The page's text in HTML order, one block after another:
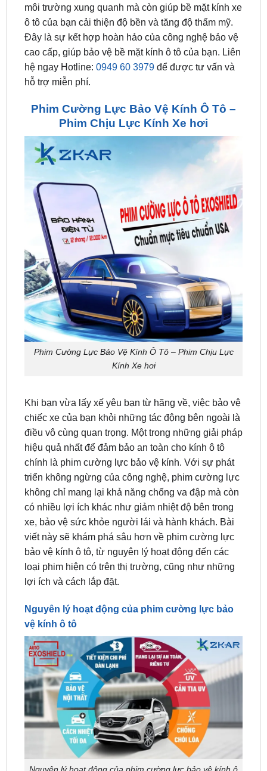
Đây là sự kết hợp hoàn hảo của công nghệ bảo vệ
cao cấp, giúp bảo vệ bề mặt kính ô tô của bạn. Liên
hệ ngay Hotline:0949 60 3979để được tư vấn và
hỗ trợ miễn phí.
Phim Cường Lực Bảo Vệ Kính Ô Tô –
Phim Cường Lực Bảo Vệ Kính Ô Tô – Phim Chịu Lực
Kính Xe hơi
Khi bạn vừa lấy xế yêu bạn từ hãng về, việc bảo vệ
điều vô cùng quan trọng. Một trong những giải pháp
hiệu quả nhất để đảm bảo an toàn cho kính ô tô
chính là phim cường lực bảo vệ kính. Với sự phát
triển không ngừng của công nghệ, phim cường lực
không chỉ mang lại khả năng chống va đập mà còn
có nhiều lợi ích khác như giảm nhiệt độ bên trong
xe, bảo vệ sức khỏe người lái và hành khách. Bài
viết này sẽ khám phá sâu hơn về phim cường lực
bảo vệ kính ô tô, từ nguyên lý hoạt động đến các
loại phim hiện có trên thị trường, cũng như những
lợi ích và cách lắp đặt.
Nguyên lý hoạt động của phim cường lực bảo
Nguyên lý hoạt động của phim cường lực bảo vệ kính ô
tô